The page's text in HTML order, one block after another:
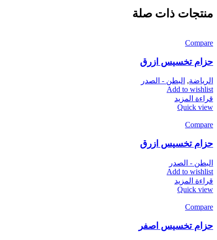
منتجات ذات صلة
Compare
حزام تخسيس ازرق
الرياضة, البطن - الصدر
Add to wishlist
قراءة المزيد
Quick view
Compare
حزام تخسيس ازرق
البطن - الصدر
Add to wishlist
قراءة المزيد
Quick view
Compare
حزام تخسيس اصفر